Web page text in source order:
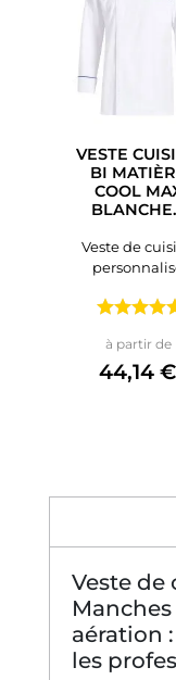
VESTE
BI
COOL
Veste de
à partir de
44,14 €
Veste de
aération
les